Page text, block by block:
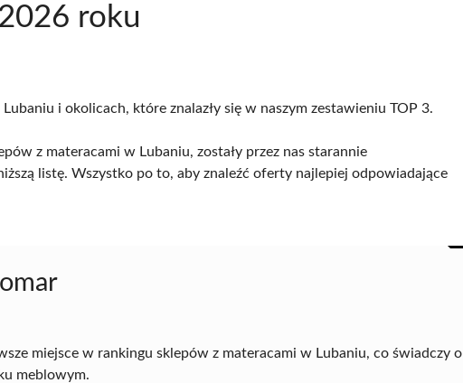
roku
i okolicach, które znalazły się w naszym zestawieniu TOP 3.
z materacami w Lubaniu, zostały przez nas starannie
listę. Wszystko po to, aby znaleźć oferty najlepiej odpowiadające
miejsce w rankingu sklepów z materacami w Lubaniu, co świadczy o
meblowym.